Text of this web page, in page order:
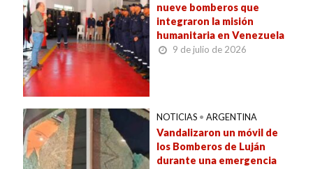
nueve bomberos que
integraron la misión
humanitaria en Venezuela
9 de julio de 2026
NOTICIAS • ARGENTINA
Vandalizaron un móvil de
los Bomberos de Luján
durante una emergencia